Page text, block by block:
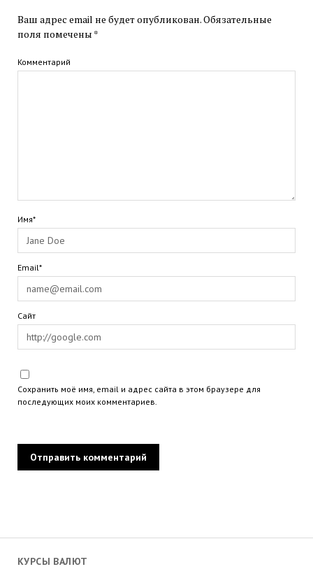
КУРСЫ ВАЛЮТ
Ваш адрес email не будет опубликован.Обязательные
поля помечены *
Комментарий
Имя*
Email*
Сайт
Сохранить моё имя, email и адрес сайта в этом браузере для
последующих моих комментариев.